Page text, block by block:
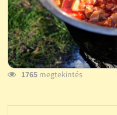
1765megtekintés